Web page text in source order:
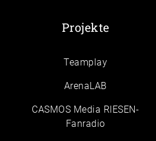
Projekte
Teamplay
ArenaLAB
CASMOS Media RIESEN-
Fanradio